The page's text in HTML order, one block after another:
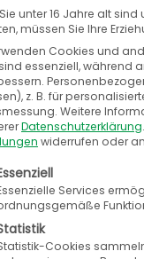
Market in
Melchior
unter 16 Jahre alt
müssen Sie Ihre
Cookies und
essenziell, während
z. B. für
Weitere
Datenschutzerklärung.
widerrufen oder
eine Liste
Services
Cookies